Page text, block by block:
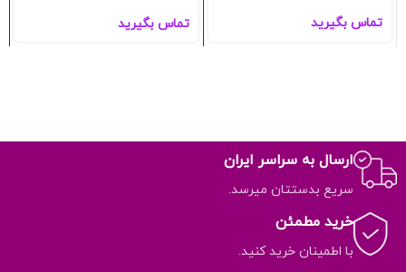
تماس بگیرید تماس بگیرید
ارسال به سراسر ایران
سریع بدستتان میرسد.
خرید مطمئن
با اطمینان خرید کنید.